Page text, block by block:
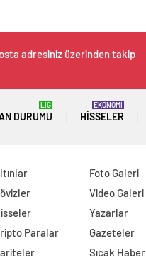
adresiniz üzerinden takip
DURUMU
LİG
HISSELER
EKONOMİ
Paralar
Foto Galeri
Video Galeri
Yazarlar
Gazeteler
Sıcak Haber